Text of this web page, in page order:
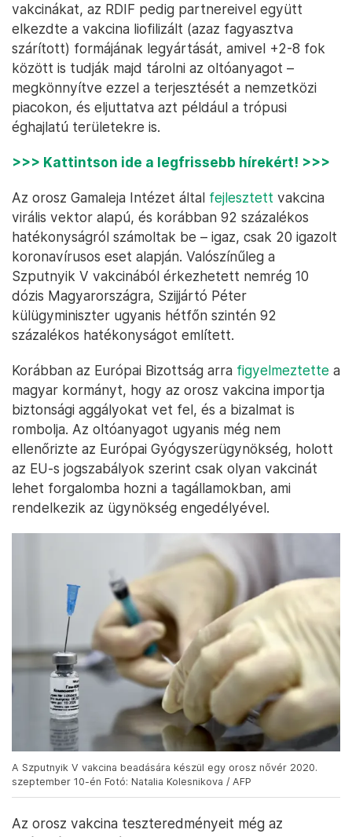
vakcinákat, az RDIF pedig partnereivel együtt
elkezdte a vakcina liofilizált (azaz fagyasztva
szárított) formájának legyártását, amivel +2-8 fok
között is tudják majd tárolni az oltóanyagot –
megkönnyítve ezzel a terjesztését a nemzetközi
piacokon, és eljuttatva azt például a trópusi
éghajlatú területekre is.
>>> Kattintson ide a legfrissebb hírekért! >>>
Az orosz Gamaleja Intézet által fejlesztett vakcina
virális vektor alapú, és korábban 92 százalékos
hatékonyságról számoltak be – igaz, csak 20 igazolt
koronavírusos eset alapján. Valószínűleg a
Szputnyik V vakcinából érkezhetett nemrég 10
dózis Magyarországra, Szijjártó Péter
külügyminiszter ugyanis hétfőn szintén 92
százalékos hatékonyságot említett.
Korábban az Európai Bizottság arra figyelmeztette a
magyar kormányt, hogy az orosz vakcina importja
biztonsági aggályokat vet fel, és a bizalmat is
rombolja. Az oltóanyagot ugyanis még nem
ellenőrizte az Európai Gyógyszerügynökség, holott
az EU-s jogszabályok szerint csak olyan vakcinát
lehet forgalomba hozni a tagállamokban, ami
rendelkezik az ügynökség engedélyével.
A Szputnyik V vakcina beadására készül egy orosz nővér 2020.
szeptember 10-én Fotó: Natalia Kolesnikova / AFP
Az orosz vakcina teszteredményeit még az